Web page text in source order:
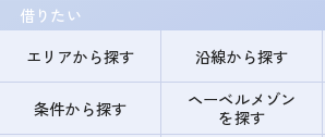
借りたい
エリアから探す
沿線から探す
条件から探す
ヘーベルメゾン
を探す